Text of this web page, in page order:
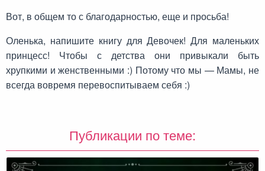
Вот, в общем то с благодарностью, еще и просьба!
Оленька, напишите книгу для Девочек! Для маленьких
принцесс! Чтобы с детства они привыкали быть
хрупкими и женственными :) Потому что мы — Мамы, не
всегда вовремя перевоспитываем себя :)
Публикации по теме: